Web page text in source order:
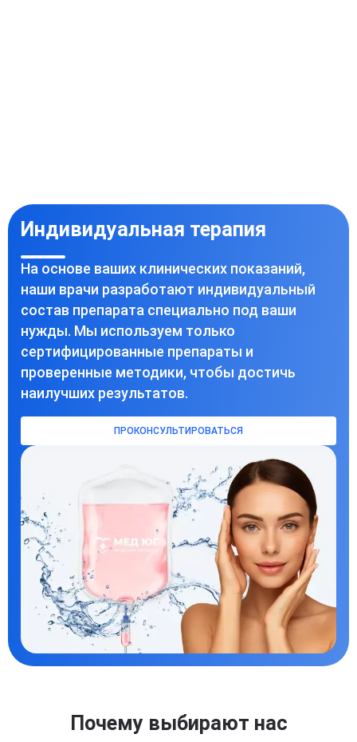
Индивидуальная терапия
На основе ваших клинических показаний,
наши врачи разработают индивидуальный
состав препарата специально под ваши
нужды. Мы используем только
сертифицированные препараты и
проверенные методики, чтобы достичь
наилучших результатов.
ПРОКОНСУЛЬТИРОВАТЬСЯ
Почему выбирают нас